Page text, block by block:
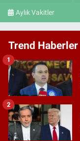
Aylık Vakitler
Trend Haberler
1
2